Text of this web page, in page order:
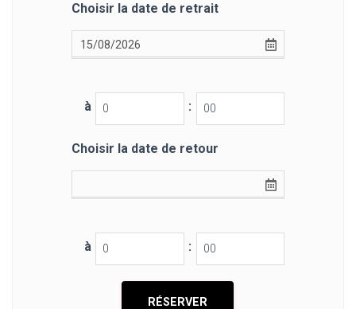
Choisir la date de retrait
à :
Choisir la date de retour
à :